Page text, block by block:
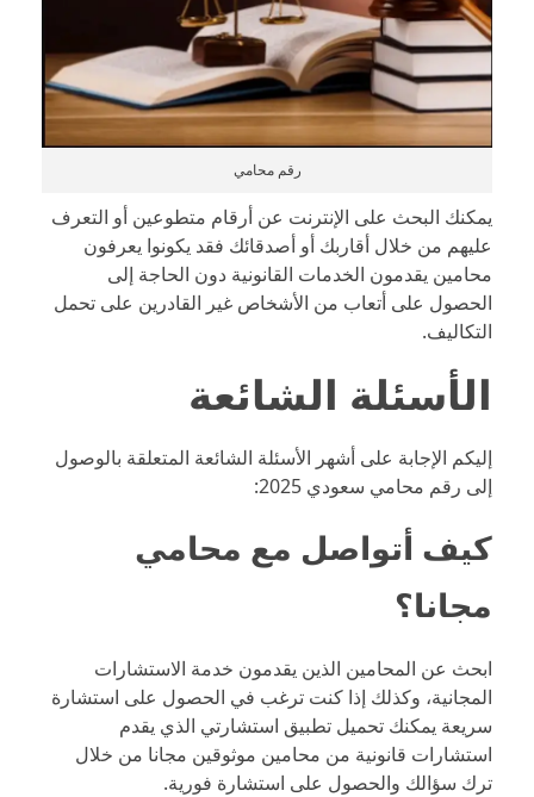
رقم محامي
يمكنك البحث على الإنترنت عن أرقام متطوعين أو التعرف
عليهم من خلال أقاربك أو أصدقائك فقد يكونوا يعرفون
محامين يقدمون الخدمات القانونية دون الحاجة إلى
الحصول على أتعاب من الأشخاص غير القادرين على تحمل
التكاليف.
الأسئلة الشائعة
إليكم الإجابة على أشهر الأسئلة الشائعة المتعلقة بالوصول
إلى رقم محامي سعودي 2025:
كيف أتواصل مع محامي
مجانا؟
ابحث عن المحامين الذين يقدمون خدمة الاستشارات
المجانية، وكذلك إذا كنت ترغب في الحصول على استشارة
سريعة يمكنك تحميل تطبيق استشارتي الذي يقدم
استشارات قانونية من محامين موثوقين مجانا من خلال
ترك سؤالك والحصول على استشارة فورية.